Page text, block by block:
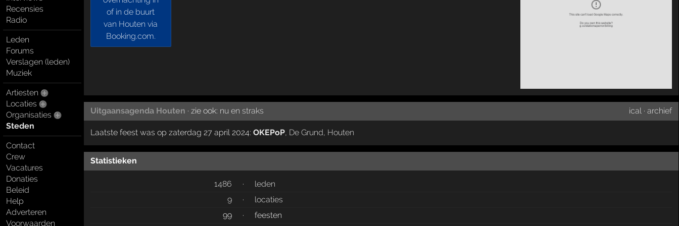
Recensies
Radio
Leden
Forums
Verslagen (leden)
Muziek
Artiesten
Locaties
Organisaties
Steden
Contact
Crew
Vacatures
Donaties
Beleid
Help
Adverteren
Voorwaarden
Uitgaansagenda Houten · zie ook: nu en straks ical ·archief
Laatste feest was op zaterdag 27 april 2024: OKEPoP, De Grund, Houten
Statistieken
1486 ·
leden
9
·
locaties
99
· feesten